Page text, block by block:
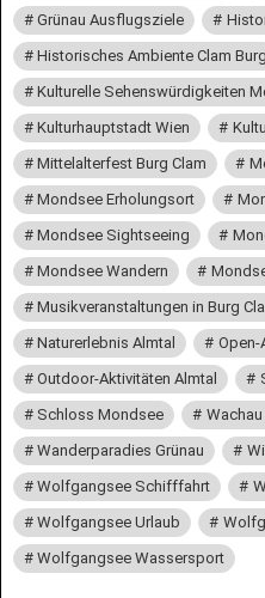
Grünau Ausflugsziele
Historisches Ambiente Clam Burg
Kulturelle Sehenswürdigkeiten
Kulturhauptstadt Wien
Mittelalterfest Burg Clam
Mondsee Erholungsort
Mondsee Sightseeing
Mondsee Wandern
Musikveranstaltungen in Burg
Naturerlebnis Almtal
Open-
Outdoor-Aktivitäten Almtal
Schloss Mondsee
Wanderparadies Grünau
Wolfgangsee Schifffahrt
Wolfgangsee Urlaub
Wolfgangsee Wassersport